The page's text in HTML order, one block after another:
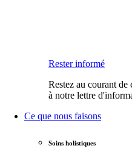
Rester informé
Restez au courant
à notre lettre
Ce que nous faisons
Soins holistiques